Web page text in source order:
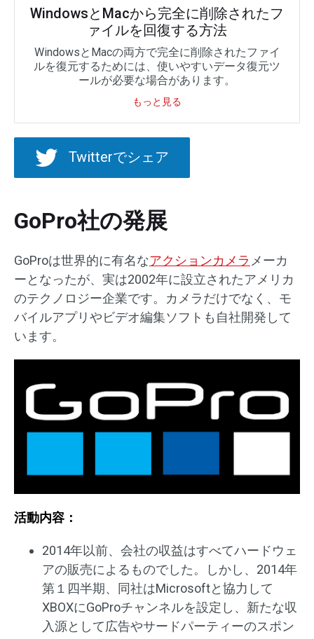
WindowsとMacから完全に削除されたフ
ァイルを回復する方法
WindowsとMacの両方で完全に削除されたファイ
ルを復元するためには、使いやすいデータ復元ツ
ールが必要な場合があります。
もっと見る
Twitterでシェア
GoPro社の発展
GoProは世界的に有名なアクションカメラ メーカ
ーとなったが、実は2002年に設立されたアメリカ
のテクノロジー企業です。カメラだけでなく、モ
バイルアプリやビデオ編集ソフトも自社開発して
います。
活動内容：
2014年以前、会社の収益はすべてハードウェ
アの販売によるものでした。しかし、2014年
第１四半期、同社はMicrosoftと協力して
XBOXにGoProチャンネルを設定し、新たな収
入源として広告やサードパーティーのスポン